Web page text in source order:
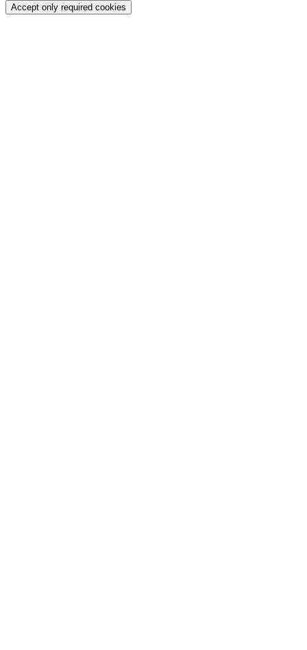
Accept only required cookies